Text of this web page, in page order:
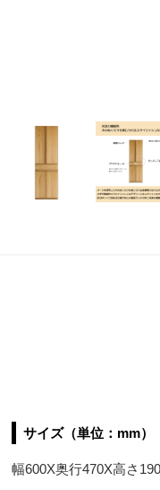
サイズ（単位：mm）
幅600X奥行470X高さ